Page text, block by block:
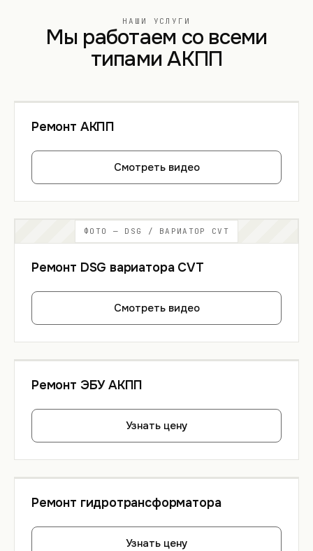
НАШИ УСЛУГИ
Мы работаем со всеми
типами АКПП
Ремонт АКПП
Смотреть видео
ФОТО — DSG / ВАРИАТОР CVT
Ремонт DSG вариатора CVT
Смотреть видео
Ремонт ЭБУ АКПП
Узнать цену
Ремонт гидротрансформатора
Узнать цену